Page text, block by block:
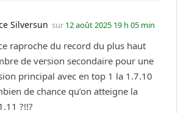
Silversun sur 12 août 2025 19 h 05 min
raproche du record du plus haut
de version secondaire pour une
principal avec en top 1 la 1.7.10
de chance qu’on atteigne la
?!!?